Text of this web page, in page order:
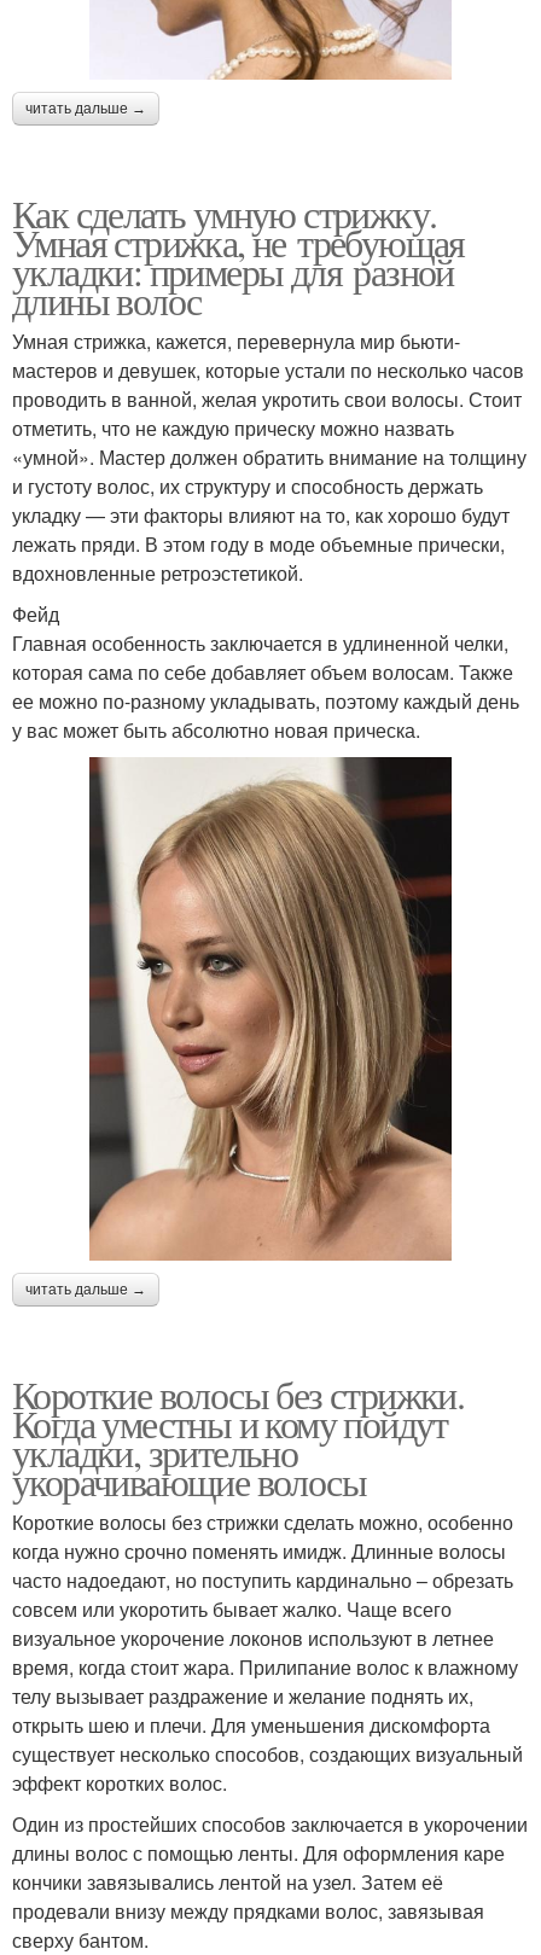
читать дальше →
Как сделать умную стрижку.
Умная стрижка, не требующая
укладки: примеры для разной
длины волос
Умная стрижка, кажется, перевернула мир бьюти-
мастеров и девушек, которые устали по несколько часов
проводить в ванной, желая укротить свои волосы. Стоит
отметить, что не каждую прическу можно назвать
«умной». Мастер должен обратить внимание на толщину
и густоту волос, их структуру и способность держать
укладку — эти факторы влияют на то, как хорошо будут
лежать пряди. В этом году в моде объемные прически,
вдохновленные ретроэстетикой.
Фейд
Главная особенность заключается в удлиненной челки,
которая сама по себе добавляет объем волосам. Также
ее можно по-разному укладывать, поэтому каждый день
у вас может быть абсолютно новая прическа.
читать дальше →
Короткие волосы без стрижки.
Когда уместны и кому пойдут
укладки, зрительно
укорачивающие волосы
Короткие волосы без стрижки сделать можно, особенно
когда нужно срочно поменять имидж. Длинные волосы
часто надоедают, но поступить кардинально – обрезать
совсем или укоротить бывает жалко. Чаще всего
визуальное укорочение локонов используют в летнее
время, когда стоит жара. Прилипание волос к влажному
телу вызывает раздражение и желание поднять их,
открыть шею и плечи. Для уменьшения дискомфорта
существует несколько способов, создающих визуальный
эффект коротких волос.
Один из простейших способов заключается в укорочении
длины волос с помощью ленты. Для оформления каре
кончики завязывались лентой на узел. Затем её
продевали внизу между прядками волос, завязывая
сверху бантом.